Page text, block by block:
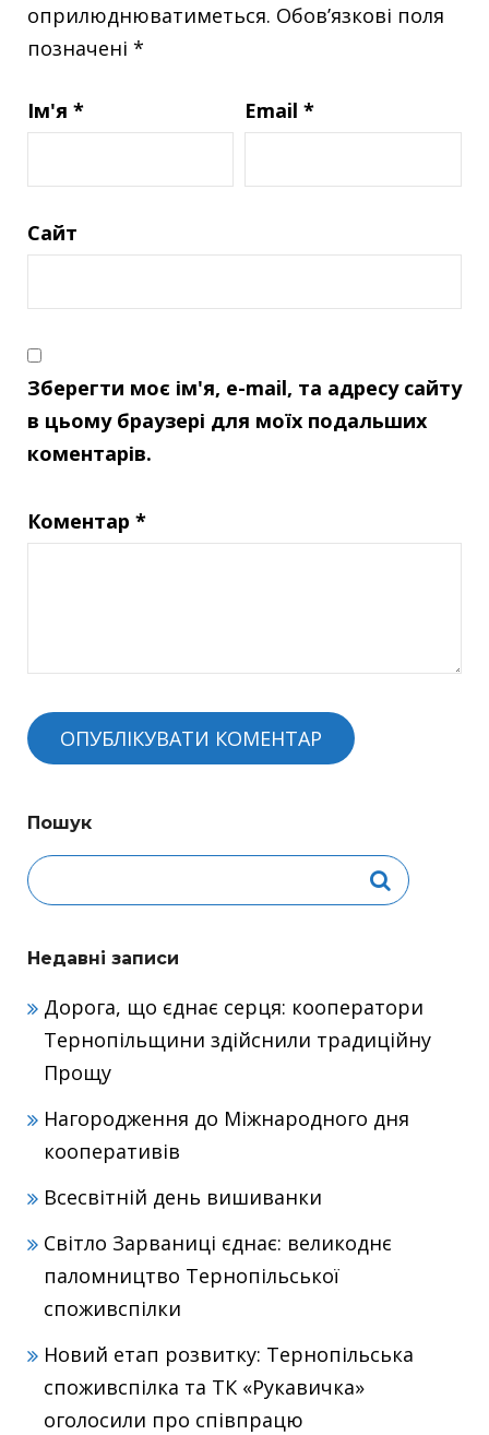
оприлюднюватиметься. Обов’язкові поля
позначені *
Ім'я * Email *
Сайт
Зберегти моє ім'я, e-mail, та адресу сайту
в цьому браузері для моїх подальших
коментарів.
Коментар *
Пошук
Недавні записи
Дорога, що єднає серця: кооператори
Тернопільщини здійснили традиційну
Прощу
Нагородження до Міжнародного дня
кооперативів
Всесвітній день вишиванки
Світло Зарваниці єднає: великоднє
паломництво Тернопільської
споживспілки
Новий етап розвитку: Тернопільська
споживспілка та ТК «Рукавичка»
оголосили про співпрацю